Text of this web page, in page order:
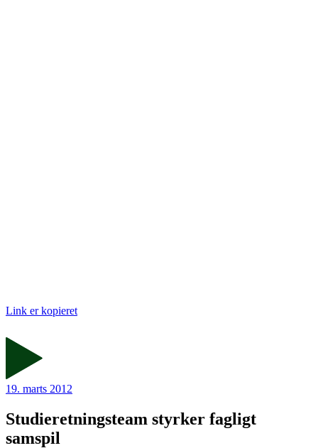
Link er kopieret
19. marts 2012
Studieretningsteam styrker fagligt
samspil